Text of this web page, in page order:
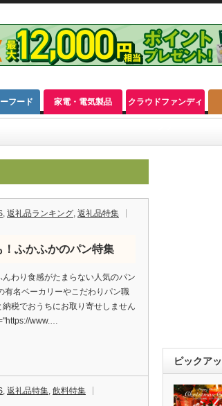
フード 家電・電気製品 クラウドファンディ
, 返礼品ランキング, 返礼品特集
！ふかふかのパン特集
わり食感がたまらない人気のパン
有名ベーカリーやこだわりパン職
納税でおうちにお取り寄せしません
www.…
, 返礼品特集, 飲料特集
ピックア